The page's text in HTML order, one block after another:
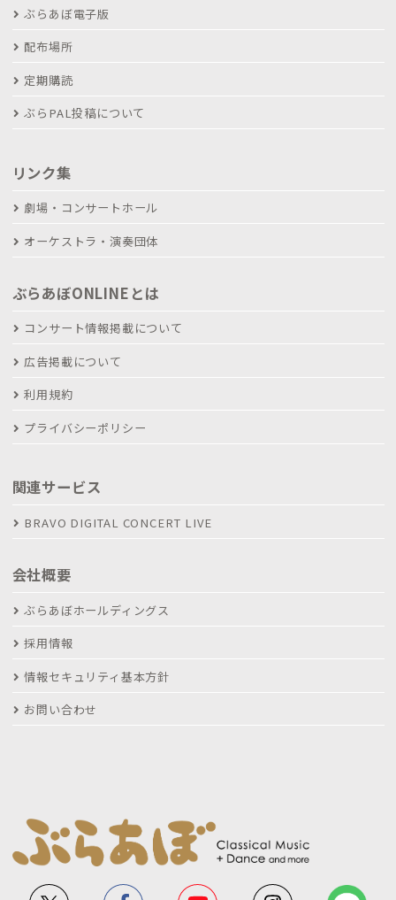
ぶらあぼ電子版
配布場所
定期購読
ぶらPAL投稿について
リンク集
劇場・コンサートホール
オーケストラ・演奏団体
ぶらあぼONLINEとは
コンサート情報掲載について
広告掲載について
利用規約
プライバシーポリシー
関連サービス
BRAVO DIGITAL CONCERT LIVE
会社概要
ぶらあぼホールディングス
採用情報
情報セキュリティ基本方針
お問い合わせ